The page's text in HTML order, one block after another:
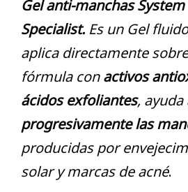
Gel anti-manchas
Specialist. Es un Gel
aplica directamente
fórmula conactivos
ácidos exfoliantes,
progresivamente las
producidas por
solar y marcas de acné.